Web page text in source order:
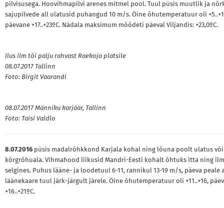
pilvisusega. Hoovihmapilvi arenes mitmel pool. Tuul püsis muutlik ja
sajupilvede all ulatusid puhangud 10 m/s. Öine õhutemperatuur oli
päevane +17..+23ºC. Nädala maksimum mõõdeti päeval Viljandis: +23,0ºC.
Ilus ilm tõi palju rahvast Raekoja platsile
08.07.2017 Tallinn
Foto: Birgit Vaarandi
08.07.2017 Männiku karjäär, Tallinn
Foto: Taisi Valdlo
8.07.2016 püsis madalrõhkkond Karjala kohal ning lõuna poolt ulatus
kõrgrõhuala. Vihmahood liikusid Mandri-Eesti kohalt õhtuks itta ning ilm
selgines. Puhus lääne- ja loodetuul 6-11, rannikul 13-19 m/s, päeva peale
läänekaare tuul järk-järgult järele. Öine õhutemperatuur oli +11..+16,
+16..+21ºC.